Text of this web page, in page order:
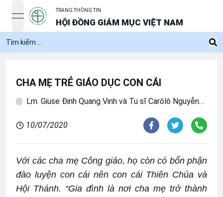
open navigation menu
TRANG THÔNG TIN
HỘI ĐỒNG GIÁM MỤC VIỆT NAM
CHA MẸ TRẺ GIÁO DỤC CON CÁI
Lm. Giuse Đinh Quang Vinh và Tu sĩ Carôlô Nguyễn
10/07/2020
Với các cha mẹ Công giáo, họ còn có bổn phận
đào luyện con cái nên con cái Thiên Chúa và
Hội Thánh. “Gia đình là nơi cha mẹ trở thành